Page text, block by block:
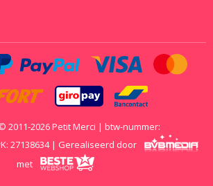
2011-2026 Petit Merci | btw-nummer:
27138634 | Gerealiseerd door
met